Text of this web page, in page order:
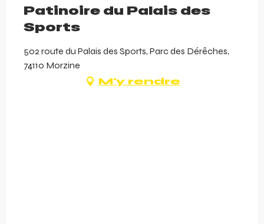
Patinoire du Palais des
Sports
502 route du Palais des Sports, Parc des Dérêches,
74110 Morzine
M'y rendre